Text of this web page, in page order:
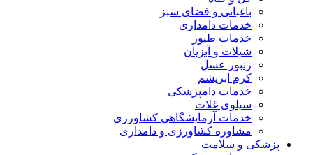
باغبانی و فضای سبز
خدمات دامداری
خدمات طیور
شیلات و آبزیان
زنبور عسل
کرم ابریشم
خدمات دامپزشکی
سیلوی غلات
خدمات آزمایشگاهی کشاورزی
مشاوره کشاورزی و دامداری
پزشکی و سلامت